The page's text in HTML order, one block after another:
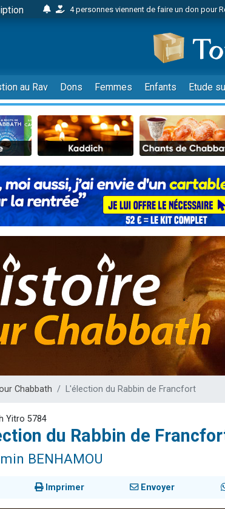
4 personnes viennent de faire un don pour
17 personnes viennent de demander une
4 personnes viennent de nous rejoindre sur
Il reste 49 places pour étudier en groupe sur
23 personnes viennent de faire un don pour
Eva vient de donner son Maasser
4 personnes viennent de nous rejoindre sur
3 personnes viennent de nous rejoindre sur
3 personnes viennent de faire un don pour
Odaya vient de donner son Maasser
2 personnes viennent de nous rejoindre sur
13 personnes viennent de demander une
12 nouvelles musiques dans Torah-Box
30 personnes viennent de faire un don pour
Il reste 49 places pour étudier en groupe
3 personnes viennent de nous rejoindre sur
2 personnes viennent de nous rejoindre sur
2 nouvelles musiques dans Torah-Box Music
6 personnes viennent de nous rejoindre sur
au Rav Dons Femmes Enfants Etude
Chabbath L'élection du Rabbin de Francfort
Yitro 5784
du Rabbin de
BENHAMOU
Imprimer Envoyer